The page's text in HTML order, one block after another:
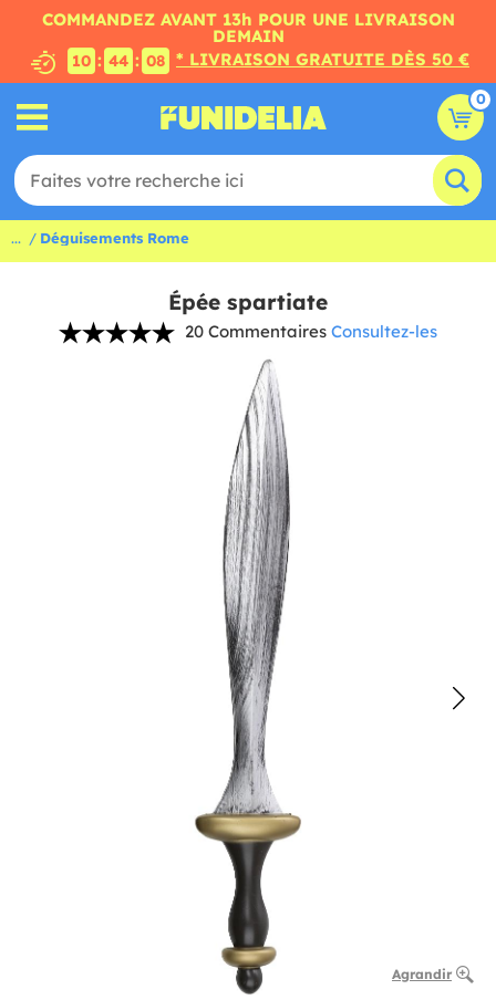
COMMANDEZ AVANT 13h POUR UNE LIVRAISON
DEMAIN
10 : 44 : 07 * LIVRAISON GRATUITE DÈS 50 €
0
... Déguisements Rome
Épée spartiate
20 Commentaires Consultez-les
Agrandir